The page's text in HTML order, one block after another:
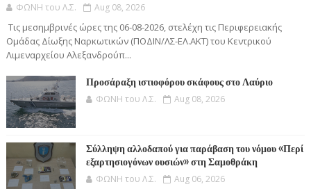
ΦΩΝΗ του Λ.Σ. Aug 08, 2026
Τις μεσημβρινές ώρες της 06-08-2026, στελέχη τις Περιφερειακής
Ομάδας Δίωξης Ναρκωτικών (ΠΟΔΙΝ/ΛΣ-ΕΛ.ΑΚΤ) του Κεντρικού
Λιμεναρχείου Αλεξανδρούπ...
Προσάραξη ιστιοφόρου σκάφους στο Λαύριο
ΦΩΝΗ του Λ.Σ.
Aug 08, 2026
Σύλληψη αλλοδαπού για παράβαση του νόμου «Περί
εξαρτησιογόνων ουσιών» στη Σαμοθράκη
ΦΩΝΗ του Λ.Σ.
Aug 06, 2026